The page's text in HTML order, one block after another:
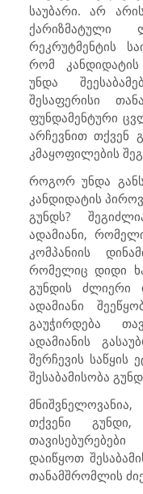
საუბარი. არ
ქარიზმატული
რეკრუტმენტის
რომ
უნდა
შესაფერისი
ფუნდამენტური
არჩევნით თქვენ
კმაყოფილების
როგორ უნდა
კანდიდატის
გუნდს?
ადამიანი,
კომპანიის
რომელიც დიდი
გუნდის ძლიერი
ადამიანი
გაუჭირდება
ადამიანის
შერჩევის საწყის
შესაბამისობა
თქვენი გუნდი,
დაიწყოთ
თანამშრომლის